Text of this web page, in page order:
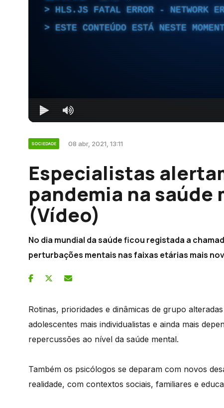
HLS.JS FATAL ERROR - NETWORK
ESTE CONTEÚDO ESTÁ NESTE
SOCIEDADE 08 abr, 2021, 13:11
Especialistas
pandemia na saúde
(Vídeo)
No dia mundial da saúde ficou registada a
perturbações mentais nas faixas etárias mais
Rotinas, prioridades e dinâmicas de grupo
adolescentes mais individualistas e ainda mais
repercussões ao nível da saúde mental.
Também os psicólogos se deparam com novos
realidade, com contextos sociais, familiares e